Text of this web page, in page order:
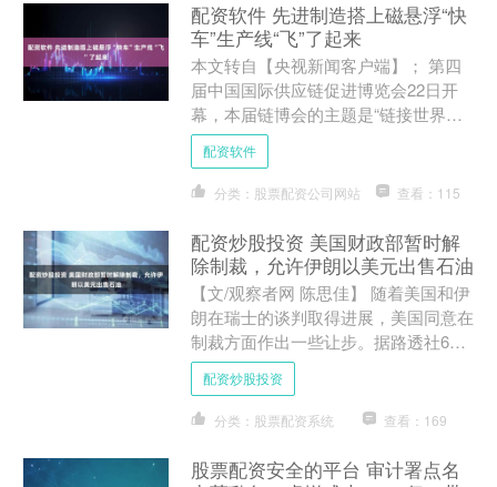
配资软件 先进制造搭上磁悬浮“快
车”生产线“飞”了起来
本文转自【央视新闻客户端】； 第四
届中国国际供应链促进博览会22日开
幕，本届链博会的主题是“链接世界，
共创未来”，展会为期五天。 除了首次
设立低空经济专区，今年....
配资软件
分类：股票配资公司网站 查看：115
配资炒股投资 美国财政部暂时解
除制裁，允许伊朗以美元出售石油
【文/观察者网 陈思佳】 随着美国和伊
朗在瑞士的谈判取得进展，美国同意在
制裁方面作出一些让步。据路透社6月
22日报道，美国财政部已暂时停止对伊
朗石油出口的制裁，....
配资炒股投资
分类：股票配资系统 查看：169
股票配资安全的平台 审计署点名